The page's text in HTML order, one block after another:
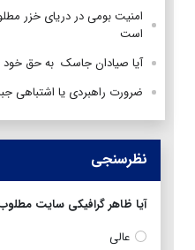
امنیت بومی در دریای خزر
است
آیا صیادان جاسک به حق
ضرورت راهبردی یا اشتباهی
نظرسنجی
آیا ظاهر گرافیکی سایت
عالی